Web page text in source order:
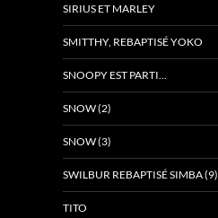
SIRIUS ET MARLEY
SMITTHY, REBAPTISÉ YOKO
SNOOPY EST PARTI…
SNOW (2)
SNOW (3)
SWILBUR REBAPTISÉ SIMBA (9)
TITO